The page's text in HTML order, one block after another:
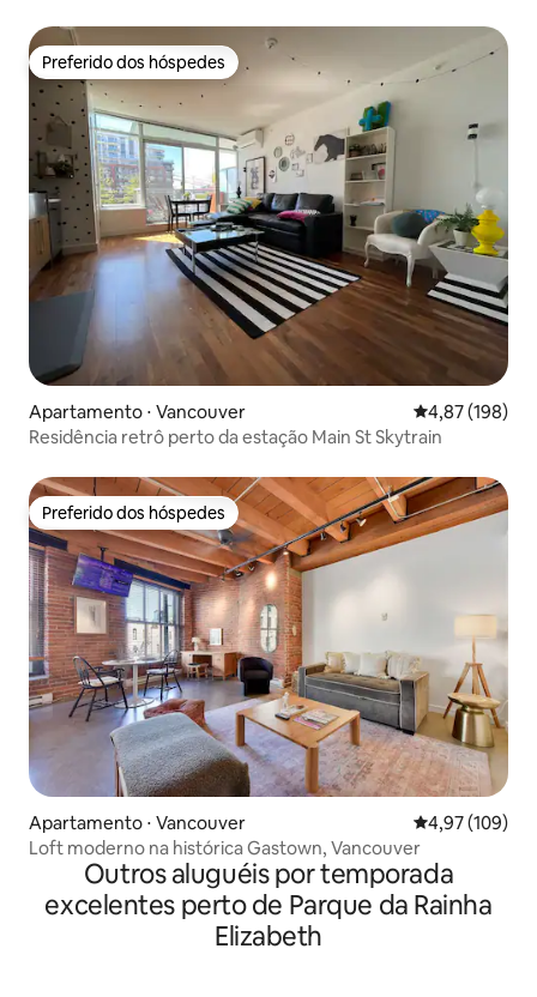
Preferido dos hóspedes
Preferido dos hóspedes
Apartamento ⋅ Vancouver 4,87 de uma
4,87 (198)
Residência retrô perto da estação Main St Skytrain
Preferido dos hóspedes
Preferido dos hóspedes
Apartamento ⋅ Vancouver 4,97 de uma
4,97 (109)
Loft moderno na histórica Gastown, Vancouver
Outros aluguéis por temporada
excelentes perto de Parque da Rainha
Elizabeth